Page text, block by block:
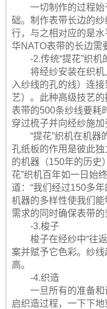
一切制作的过程
础。制作表带长边的
行，与之相对应的是
华NATO表带的长边需
-2.传统“提花”织机
将经纱安装在织
入纱线的孔的线）连
艺）。此种高级技艺
表带的500条纱线要耗
穿过梳子并向经纱施加
“提花”织机在机
孔纸板的作用是彼此
的机器（150年的历史
花”织机百年如一日始
道：“我们经过150多
机器的多样性使我们
需求的同时确保表带的
-3.梭子
梭子在经纱中“往
案并赋予它色彩。纱
高。
-4.织造
一旦所有的准备
启织造过程，一下下